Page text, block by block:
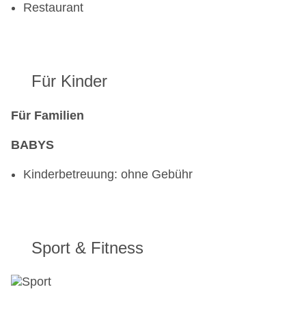
Restaurant
Für Kinder
Für Familien
BABYS
Kinderbetreuung: ohne Gebühr
Sport & Fitness